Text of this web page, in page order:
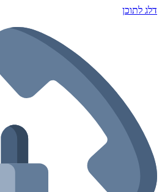
דלג לתוכן